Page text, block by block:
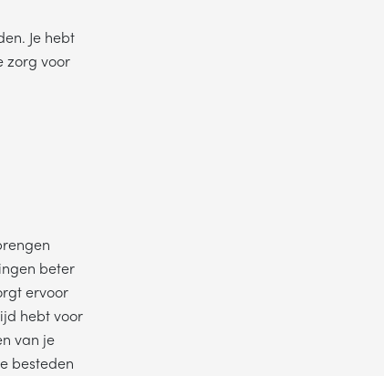
Je hebt
zorg voor
beter
ervoor
hebt voor
van je
besteden
jouw